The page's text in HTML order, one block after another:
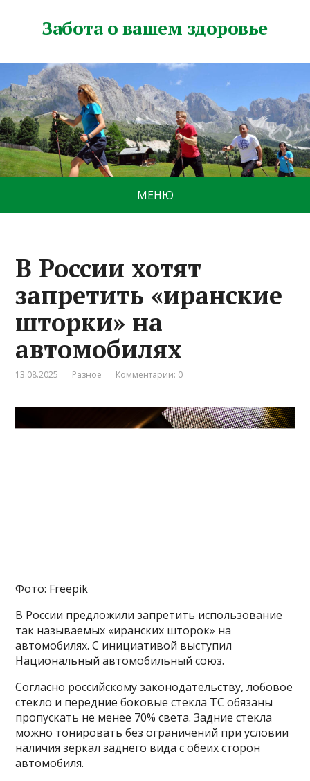
Забота о вашем здоровье
МЕНЮ
В России хотят
запретить «иранские
шторки» на
автомобилях
13.08.2025 Разное Комментарии: 0
Фото: Freepik
В России предложили запретить использование
так называемых «иранских шторок» на
автомобилях. С инициативой выступил
Национальный автомобильный союз.
Согласно российскому законодательству, лобовое
стекло и передние боковые стекла ТС обязаны
пропускать не менее 70% света. Задние стекла
можно тонировать без ограничений при условии
наличия зеркал заднего вида с обеих сторон
автомобиля.